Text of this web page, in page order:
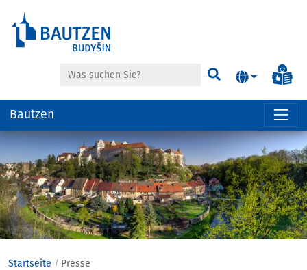
der
anspringen
Suche Suchen
Bautzen
Startseite
Presse